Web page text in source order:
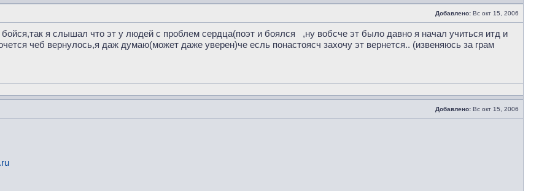
Добавлено: Вс окт 15, 2006
я слышал что эт у людей с проблем сердца(поэт и боялся
,ну вобсче эт было давно я начал учиться итд и
чеб вернулось,я даж думаю(может даже уверен)че есль понастоясч захочу эт вернется.. (извеняюсь за грам
Добавлено: Вс окт 15, 2006